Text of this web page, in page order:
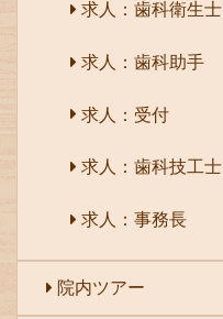
求人：歯科衛生士
求人：歯科助手
求人：受付
求人：歯科技工士
求人：事務長
院内ツアー